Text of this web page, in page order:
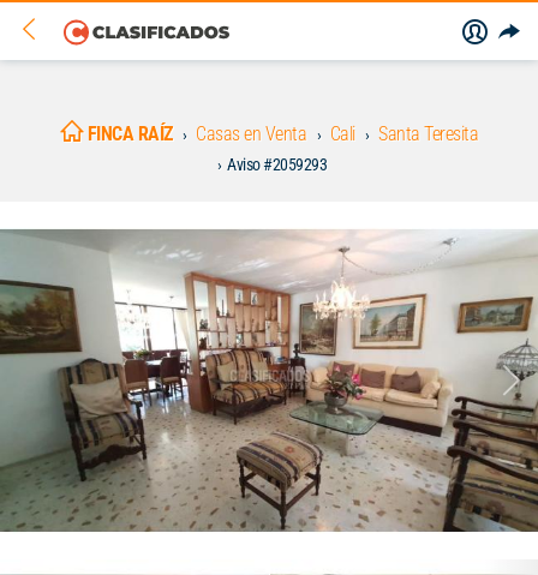
FINCA RAÍZ Casas en Venta Cali Santa Teresita
Aviso #2059293